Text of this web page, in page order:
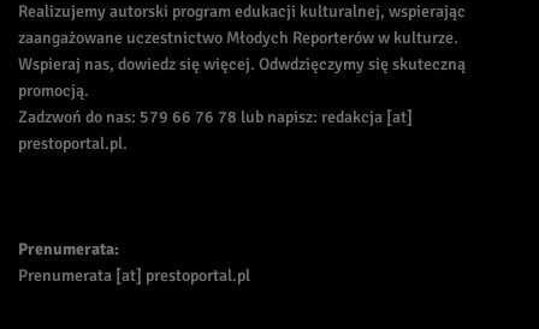
Realizujemy autorski program edukacji kulturalnej, wspierając
zaangażowane uczestnictwo Młodych Reporterów w kulturze.
Wspieraj nas, dowiedz się więcej. Odwdzięczymy się skuteczną
promocją.
Zadzwoń do nas: 579 66 76 78 lub napisz: redakcja [at]
prestoportal.pl.
Prenumerata:
Prenumerata [at] prestoportal.pl